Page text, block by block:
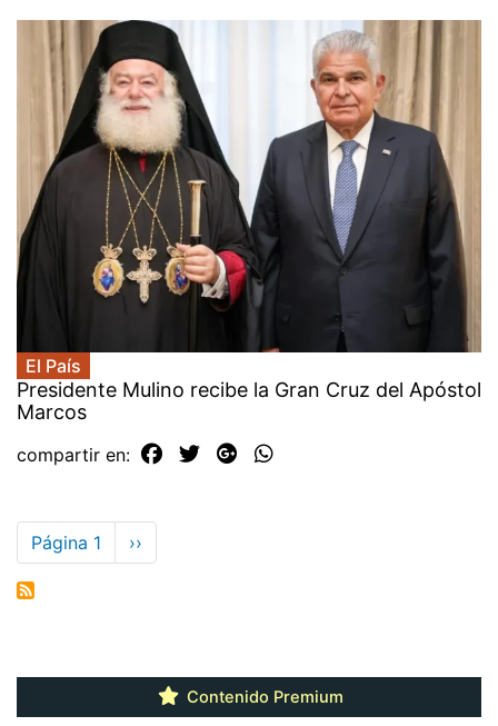
El País
Presidente Mulino recibe la Gran Cruz del Apóstol
Marcos
compartir en:
Paginación
Página 1
Siguiente
página
››
Contenido Premium